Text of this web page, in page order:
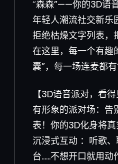
“森森”——你的3D语
年轻人潮流社交新乐
拒绝枯燥文字列表，
在这里，每一个有趣
囊”，每一场连麦都有
【3D语音派对，看得
有形象的派对场：告
表！你的3D化身将真
沉浸式互动 ：听歌
台……不想开口就用动